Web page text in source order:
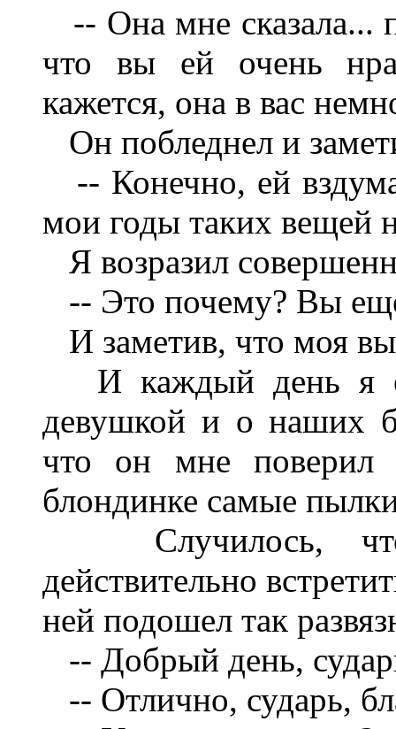
-- Она мне сказала...
что вы ей очень
кажется, она в вас
Он побледнел и
-- Конечно, ей
мои годы таких вещей
Я возразил
-- Это почему? Вы
И заметив, что моя
И каждый день я
девушкой и о наших
что он мне поверил
блондинке самые
Случилось, что
действительно
ней подошел так
-- Добрый день,
-- Отлично, сударь,